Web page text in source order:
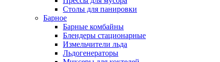
Столы для панировки
Барное
Барные комбайны
Блендеры стационарные
Измельчители льда
Льдогенераторы